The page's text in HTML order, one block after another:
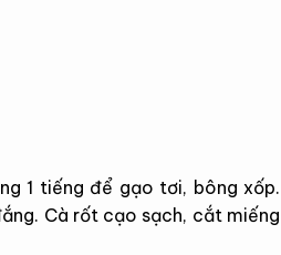
1 tiếng để gạo tơi, bông xốp.
Cà rốt cạo sạch, cắt miếng